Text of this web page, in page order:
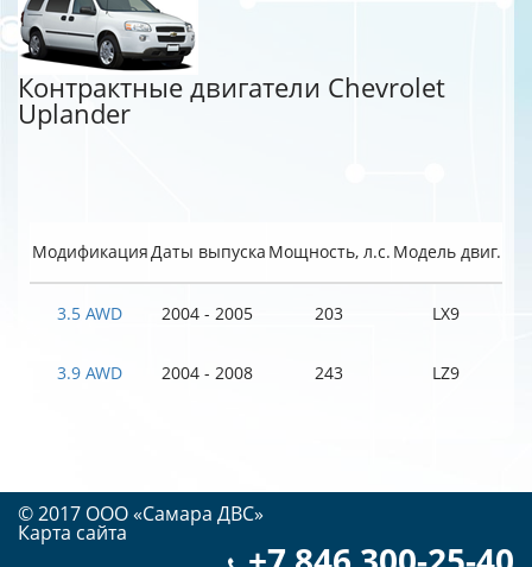
Контрактные двигатели Chevrolet
Uplander
МодификацияДаты выпуска Мощность, л.с. Модель двиг.
3.5 AWD 2004 - 2005 203 LX9
3.9 AWD 2004 - 2008 243 LZ9
© 2017 OOO «Самара ДВС»
Карта сайта